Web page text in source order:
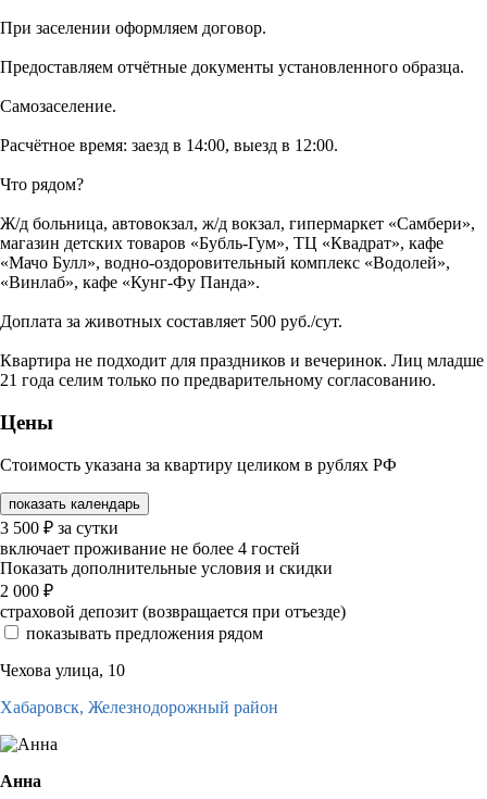
При заселении оформляем договор.
Предоставляем отчётные документы установленного образца.
Самозаселение.
Расчётное время: заезд в 14:00, выезд в 12:00.
Что рядом?
Ж/д больница, автовокзал, ж/д вокзал, гипермаркет «Самбери»,
магазин детских товаров «Бубль-Гум», ТЦ «Квадрат», кафе
«Мачо Булл», водно-оздоровительный комплекс «Водолей»,
«Винлаб», кафе «Кунг-Фу Панда».
Доплата за животных составляет 500 руб./сут.
Квартира не подходит для праздников и вечеринок. Лиц младше
21 года селим только по предварительному согласованию.
Цены
Стоимость указана за квартиру целиком в рублях РФ
показать календарь
3 500 ₽ за сутки
включает проживание не более 4 гостей
Показать дополнительные условия и скидки
2 000 ₽
страховой депозит (возвращается при отъезде)
показывать предложения рядом
Чехова улица, 10
Хабаровск, Железнодорожный район
Анна